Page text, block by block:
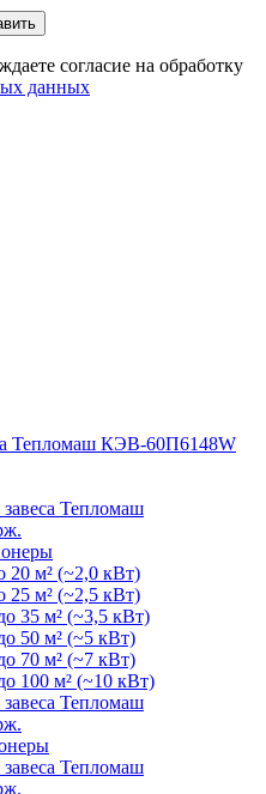
согласие на обработку
данных
20 м² (~2,0 кВт)
25 м² (~2,5 кВт)
35 м² (~3,5 кВт)
50 м² (~5 кВт)
70 м² (~7 кВт)
100 м² (~10 кВт)